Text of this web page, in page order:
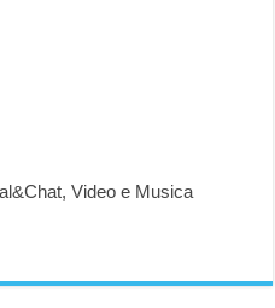
Video e Musica